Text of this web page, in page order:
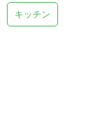
キッチン